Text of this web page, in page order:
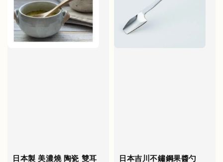
日本製 美濃燒 陶瓷 雙耳
日本吉川不鏽鋼果醬勺